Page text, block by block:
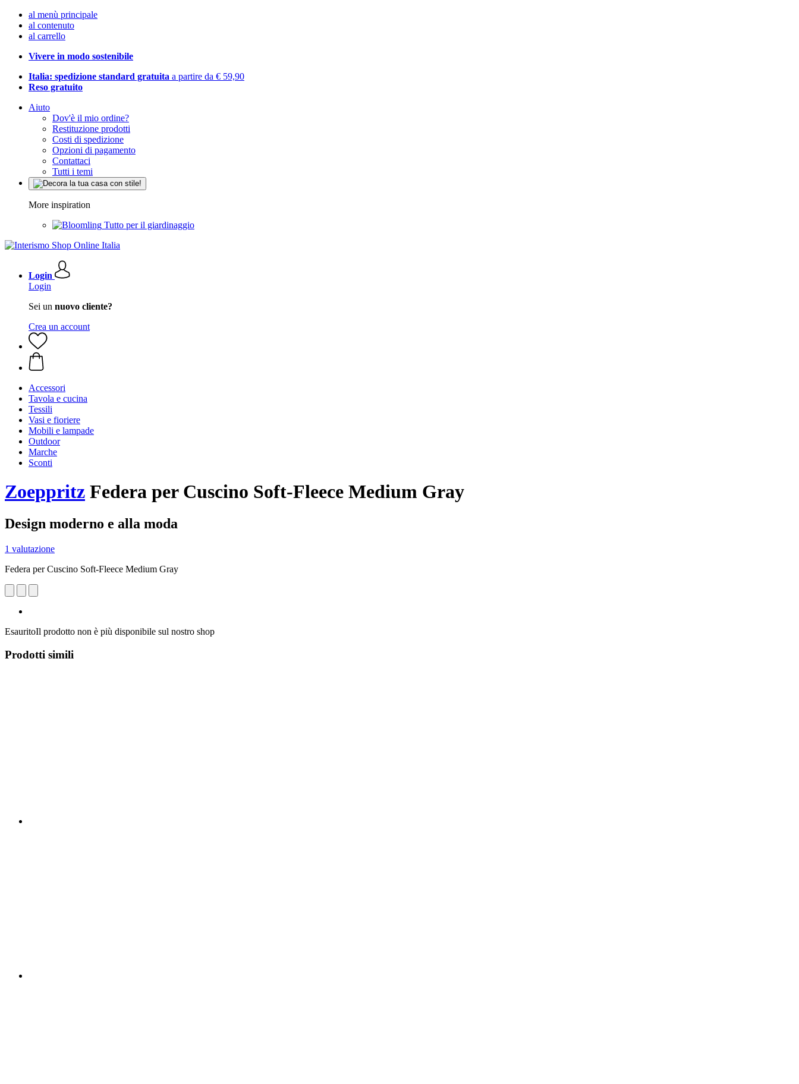
al menù principale
al contenuto
al carrello
Vivere in modo sostenibile
Italia: spedizione standard gratuita a partire da € 59,90
Reso gratuito
Aiuto
Dov'è il mio ordine?
Restituzione prodotti
Costi di spedizione
Opzioni di pagamento
Contattaci
Tutti i temi
More inspiration
Tutto per il giardinaggio
Login
Login
Sei un nuovo cliente?
Crea un account
Accessori
Tavola e cucina
Tessili
Vasi e fioriere
Mobili e lampade
Outdoor
Marche
Sconti
Zoeppritz Federa per Cuscino Soft-Fleece Medium Gray
Design moderno e alla moda
1 valutazione
Federa per Cuscino Soft-Fleece Medium Gray
EsauritoIl prodotto non è più disponibile sul nostro shop
Prodotti simili